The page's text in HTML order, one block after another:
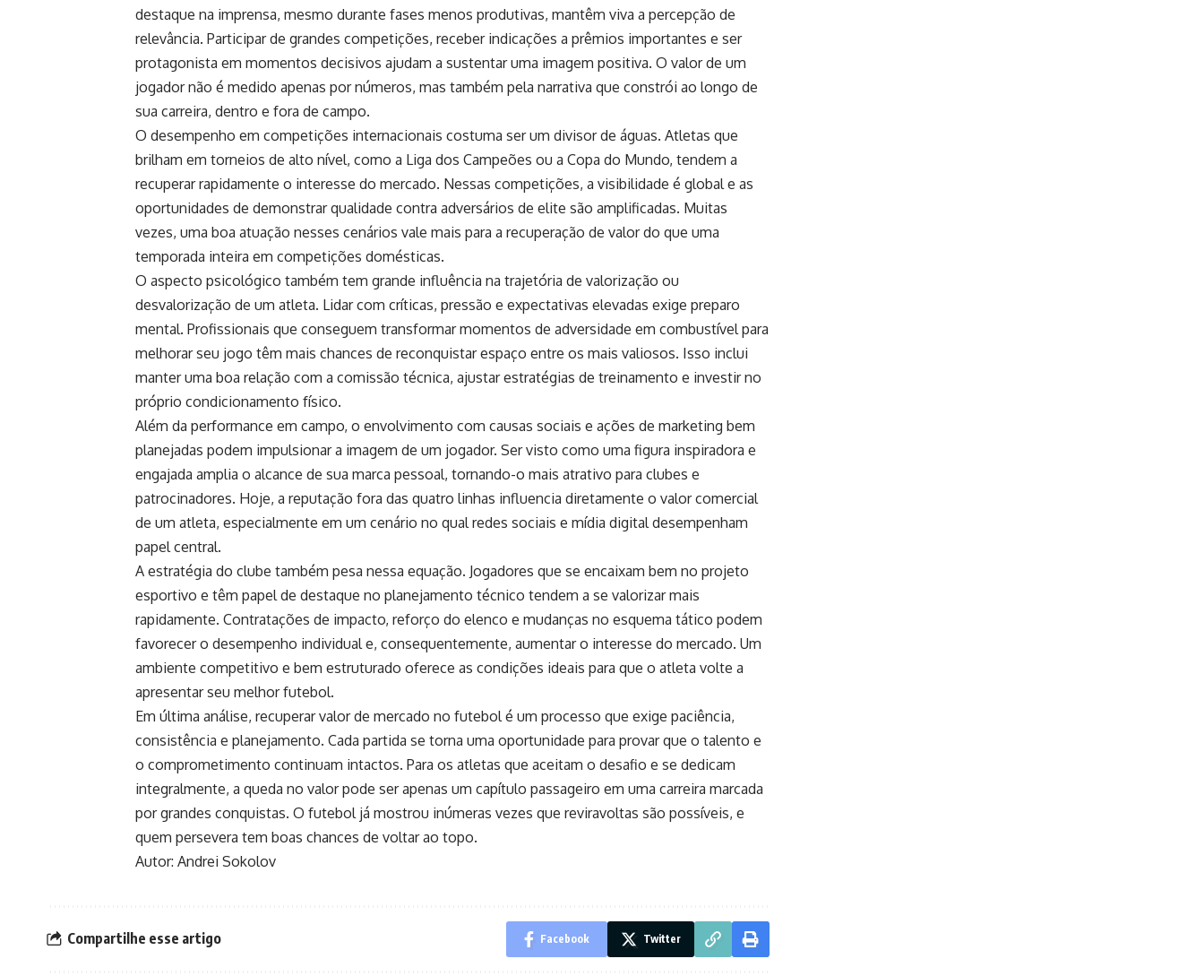
destaque na imprensa, mesmo durante fases menos produtivas, mantêm viva a percepção de
relevância. Participar de grandes competições, receber indicações a prêmios importantes e ser
protagonista em momentos decisivos ajudam a sustentar uma imagem positiva. O valor de um
jogador não é medido apenas por números, mas também pela narrativa que constrói ao longo de
sua carreira, dentro e fora de campo.
O desempenho em competições internacionais costuma ser um divisor de águas. Atletas que
brilham em torneios de alto nível, como a Liga dos Campeões ou a Copa do Mundo, tendem a
recuperar rapidamente o interesse do mercado. Nessas competições, a visibilidade é global e as
oportunidades de demonstrar qualidade contra adversários de elite são amplificadas. Muitas
vezes, uma boa atuação nesses cenários vale mais para a recuperação de valor do que uma
temporada inteira em competições domésticas.
O aspecto psicológico também tem grande influência na trajetória de valorização ou
desvalorização de um atleta. Lidar com críticas, pressão e expectativas elevadas exige preparo
mental. Profissionais que conseguem transformar momentos de adversidade em combustível para
melhorar seu jogo têm mais chances de reconquistar espaço entre os mais valiosos. Isso inclui
manter uma boa relação com a comissão técnica, ajustar estratégias de treinamento e investir no
próprio condicionamento físico.
Além da performance em campo, o envolvimento com causas sociais e ações de marketing bem
planejadas podem impulsionar a imagem de um jogador. Ser visto como uma figura inspiradora e
engajada amplia o alcance de sua marca pessoal, tornando-o mais atrativo para clubes e
patrocinadores. Hoje, a reputação fora das quatro linhas influencia diretamente o valor comercial
de um atleta, especialmente em um cenário no qual redes sociais e mídia digital desempenham
papel central.
A estratégia do clube também pesa nessa equação. Jogadores que se encaixam bem no projeto
esportivo e têm papel de destaque no planejamento técnico tendem a se valorizar mais
rapidamente. Contratações de impacto, reforço do elenco e mudanças no esquema tático podem
favorecer o desempenho individual e, consequentemente, aumentar o interesse do mercado. Um
ambiente competitivo e bem estruturado oferece as condições ideais para que o atleta volte a
apresentar seu melhor futebol.
Em última análise, recuperar valor de mercado no futebol é um processo que exige paciência,
consistência e planejamento. Cada partida se torna uma oportunidade para provar que o talento e
o comprometimento continuam intactos. Para os atletas que aceitam o desafio e se dedicam
integralmente, a queda no valor pode ser apenas um capítulo passageiro em uma carreira marcada
por grandes conquistas. O futebol já mostrou inúmeras vezes que reviravoltas são possíveis, e
quem persevera tem boas chances de voltar ao topo.
Autor: Andrei Sokolov
Compartilhe esse artigo Facebook Twitter